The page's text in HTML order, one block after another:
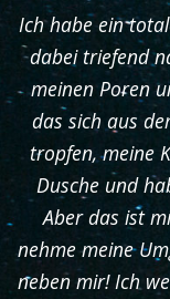
Ich habe ein
dabei triefend
meinen Poren
das sich aus
tropfen, meine
Dusche und
Aber das ist
nehme meine
neben mir! Ich